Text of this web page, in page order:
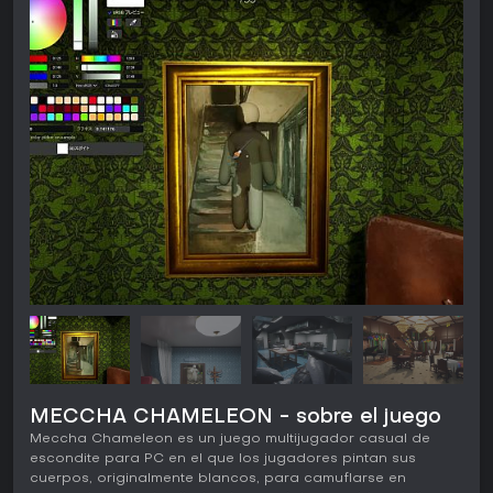
MECCHA CHAMELEON - sobre el juego
Meccha Chameleon es un juego multijugador casual de
escondite para PC en el que los jugadores pintan sus
cuerpos, originalmente blancos, para camuflarse en